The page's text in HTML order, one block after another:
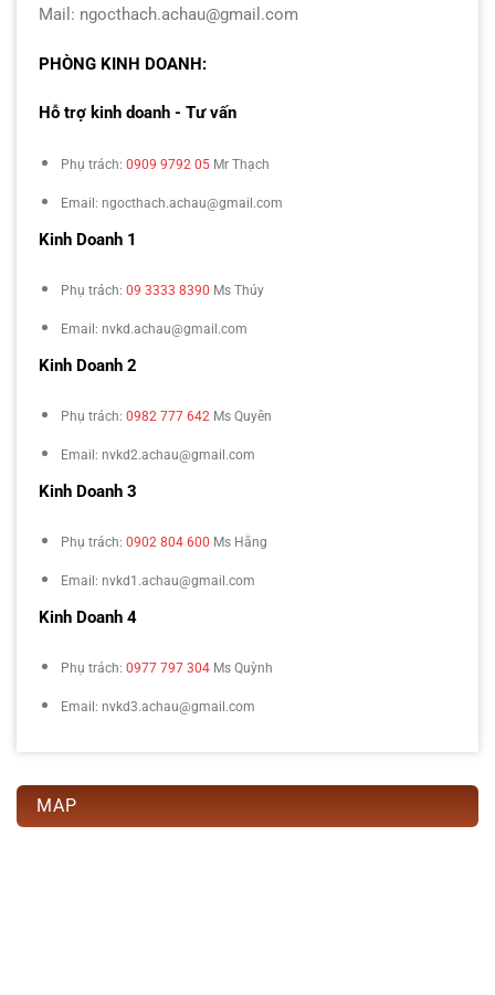
Mail: ngocthach.achau@gmail.com
PHÒNG KINH DOANH:
Hỗ trợ kinh doanh - Tư vấn
Phụ trách: 0909 9792 05 Mr Thạch
Email: ngocthach.achau@gmail.com
Kinh Doanh 1
Phụ trách: 09 3333 8390 Ms Thúy
Email: nvkd.achau@gmail.com
Kinh Doanh 2
Phụ trách: 0982 777 642 Ms Quyên
Email: nvkd2.achau@gmail.com
Kinh Doanh 3
Phụ trách: 0902 804 600 Ms Hằng
Email: nvkd1.achau@gmail.com
Kinh Doanh 4
Phụ trách: 0977 797 304 Ms Quỳnh
Email: nvkd3.achau@gmail.com
MAP